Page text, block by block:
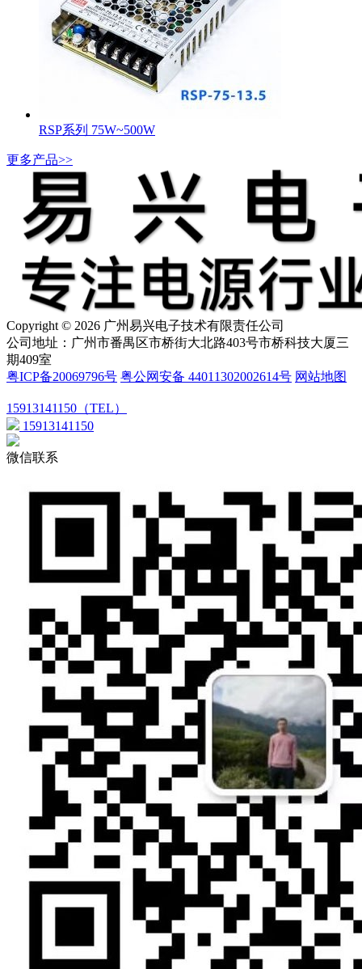
RSP系列 75W~500W
更多产品>>
Copyright © 2026 广州易兴电子技术有限责任公司
公司地址：广州市番禺区市桥街大北路403号市桥科技大厦三
期409室
粤ICP备20069796号 粤公网安备 44011302002614号 网站地图
15913141150（TEL）
15913141150
微信联系